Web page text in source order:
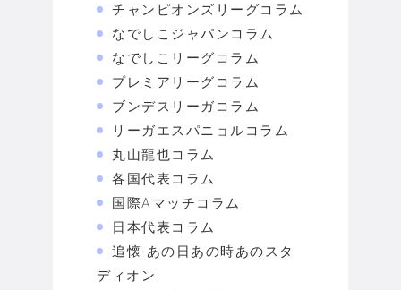
チャンピオンズリーグコラム
なでしこジャパンコラム
なでしこリーグコラム
プレミアリーグコラム
ブンデスリーガコラム
リーガエスパニョルコラム
丸山龍也コラム
各国代表コラム
国際Aマッチコラム
日本代表コラム
追懐·あの日あの時あのスタ
ディオン